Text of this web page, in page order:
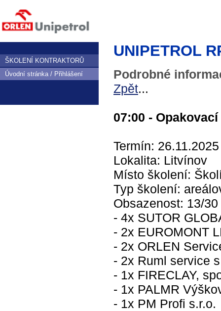
ŠKOLENÍ KONTRAKTORŮ
Úvodní stránka / Přihlášení
UNIPETROL
Podrobné
Zpět...
07:00 -
Termín: 26.11.2025
Lokalita: Litvínov
Místo školení:
Typ školení:
Obsazenost: 13/30
- 4x SUTOR
- 2x EUROMONT
- 2x ORLEN
- 2x Ruml service
- 1x FIRECLAY,
- 1x PALMR
- 1x PM Profi s.r.o.